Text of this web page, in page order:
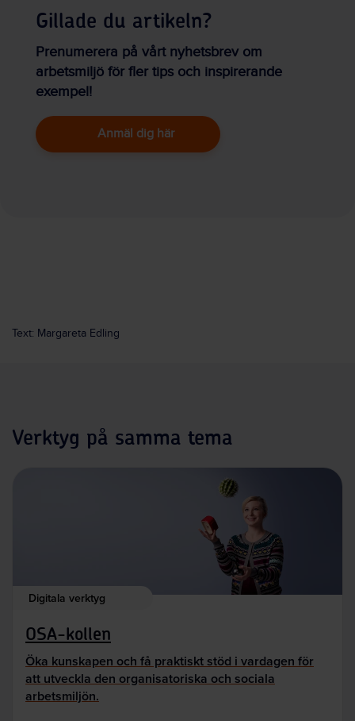
Gillade du artikeln?
Prenumerera på vårt nyhetsbrev om
arbetsmiljö för fler tips och inspirerande
exempel!
Anmäl dig här
Text: Margareta Edling
Verktyg på samma tema
Digitala verktyg
OSA-kollen
Öka kunskapen och få praktiskt stöd i vardagen för
att utveckla den organisatoriska och sociala
arbetsmiljön.